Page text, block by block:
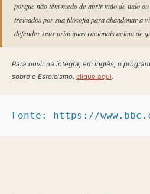
porque não têm medo de abrir mão de tudo
treinados por sua filosofia para abandonar a
defender seus princípios racionais acima de
Para ouvir na íntegra, em inglês, o
sobre o Estoicismo, clique aqui.
Fonte: https://